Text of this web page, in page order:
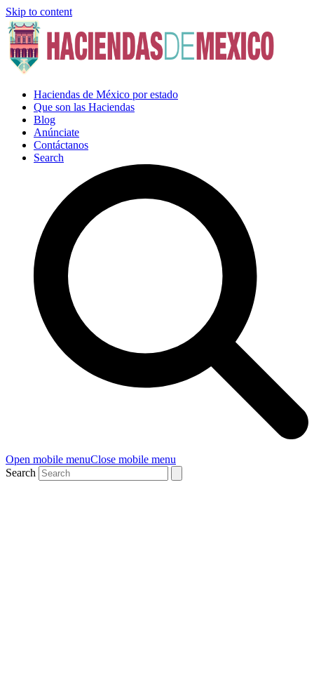
Skip to content
Haciendas de México por estado
Que son las Haciendas
Blog
Anúnciate
Contáctanos
Search
Open mobile menuClose mobile menu
Search